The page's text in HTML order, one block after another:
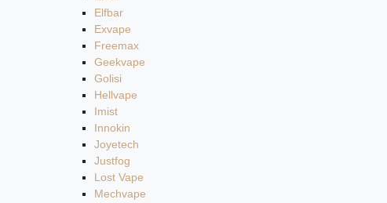
Elfbar
Exvape
Freemax
Geekvape
Golisi
Hellvape
Imist
Innokin
Joyetech
Justfog
Lost Vape
Mechvape